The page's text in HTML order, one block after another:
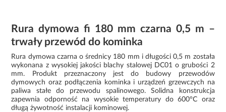
Rura dymowa fi 180 mm czarna 0,5 m –
trwały przewód do kominka
Rura dymowa czarna o średnicy 180 mm i długości 0,5 m została
wykonana z wysokiej jakości blachy stalowej DC01 o grubości 2
mm. Produkt przeznaczony jest do budowy przewodów
dymowych oraz podłączenia kominka i urządzeń grzewczych na
paliwa stałe do przewodu spalinowego. Solidna konstrukcja
zapewnia odporność na wysokie temperatury do 600°C oraz
długą żywotność instalacji kominowej.